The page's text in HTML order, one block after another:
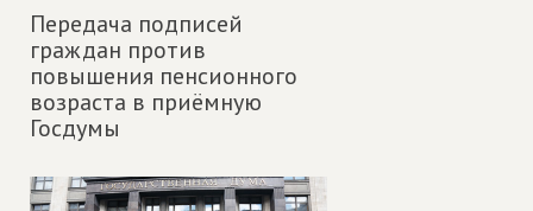
Передача подписей
граждан против
повышения пенсионного
возраста в приёмную
Госдумы